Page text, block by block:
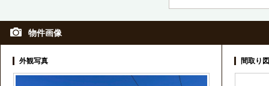
物件画像
外観写真 間取り図